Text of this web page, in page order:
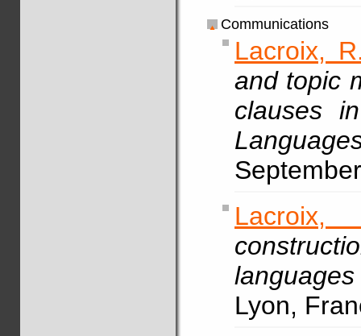
Communications
Lacroix,
and topic
clauses
Lyon,